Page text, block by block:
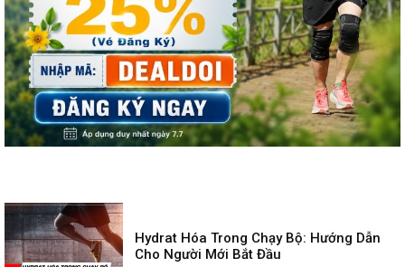
Hydrat Hóa Trong Chạy Bộ: Hướng Dẫn
Cho Người Mới Bắt Đầu